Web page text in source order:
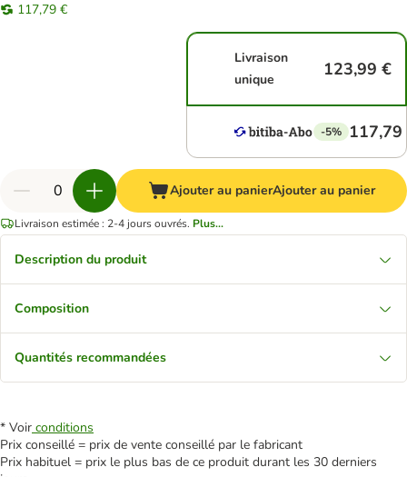
117,79 €
Livraison
unique
123,99 €
-5% 117,79
Ajouter au panierAjouter au panier
Livraison estimée : 2-4 jours ouvrés. Plus...
Description du produit
Composition
Quantités recommandées
* Voir conditions
Prix conseillé = prix de vente conseillé par le fabricant
Prix habituel = prix le plus bas de ce produit durant les 30 derniers